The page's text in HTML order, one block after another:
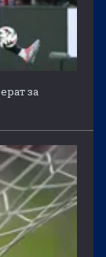
за